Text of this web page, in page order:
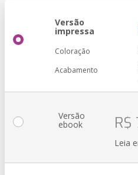
Versão
impressa
Coloração
Acabamento
Versão
ebook R$
Leia